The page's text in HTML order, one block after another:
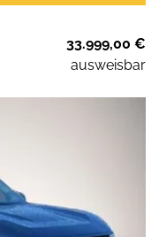
33.999,00 €
ausweisbar